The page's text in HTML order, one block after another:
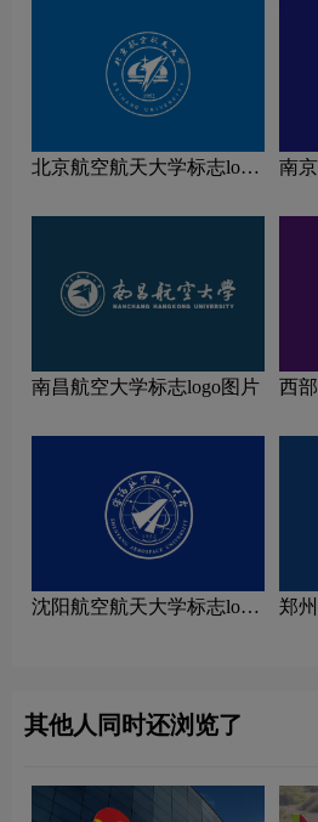
北京航空航天大学标志logo
南
南昌航空大学标志logo图片 西
沈阳航空航天大学标志logo
郑
其他人同时还浏览了